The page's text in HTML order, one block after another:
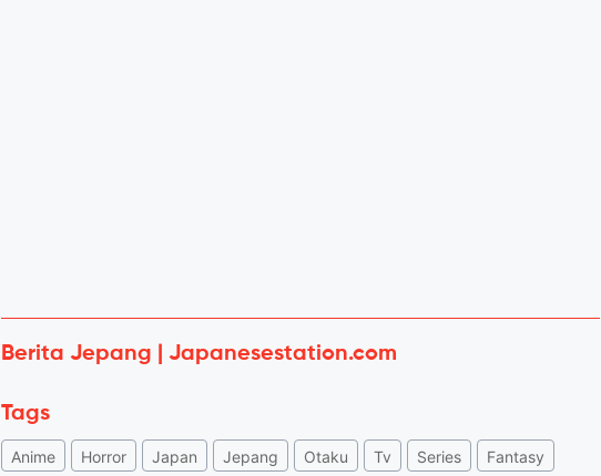
Berita Jepang | Japanesestation.com
Tags
Anime Horror Japan Jepang Otaku Tv Series Fantasy